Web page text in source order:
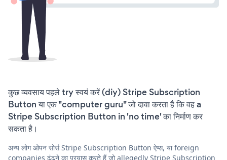
कुछ व्यवसाय पहले try स्वयं करें (diy) Stripe Subscription
Button या एक "computer guru" जो दावा करता है कि वह a
Stripe Subscription Button in 'no time' का निर्माण कर
सकता है।
अन्य लोग ओपन सोर्स Stripe Subscription Button ऐप्स, या foreign
companies ढूंढने का प्रयास करते हैं जो allegedly Stripe Subscription